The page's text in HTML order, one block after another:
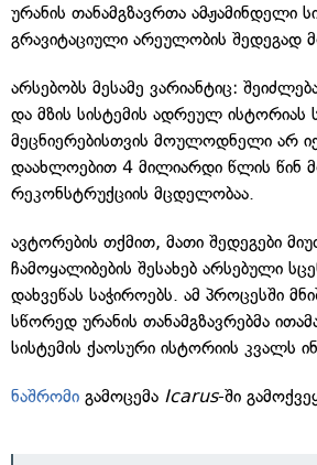
ურანის თანამგზავრთა ამჟამინდელი
გრავიტაციული არეულობის შედეგად
არსებობს მესამე ვარიანტიც:
და მზის სისტემის ადრეულ ისტორიას
მეცნიერებისთვის მოულოდნელი არ
დაახლოებით 4 მილიარდი წლის წინ
რეკონსტრუქციის მცდელობაა.
ავტორების თქმით, მათი შედეგები
ჩამოყალიბების შესახებ არსებული
დახვეწას საჭიროებს. ამ პროცესში
სწორედ ურანის თანამგზავრებმა
სისტემის ქაოსური ისტორიის კვალს
ნაშრომი გამოცემა Icarus-ში